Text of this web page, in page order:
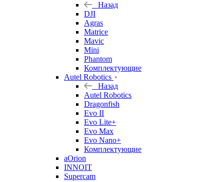
Назад
DJI
Agras
Matrice
Mavic
Mini
Phantom
Комплектующие
Autel Robotics
Назад
Autel Robotics
Dragonfish
Evo II
Evo Lite+
Evo Max
Evo Nano+
Комплектующие
aOrion
INNOIT
Supercam